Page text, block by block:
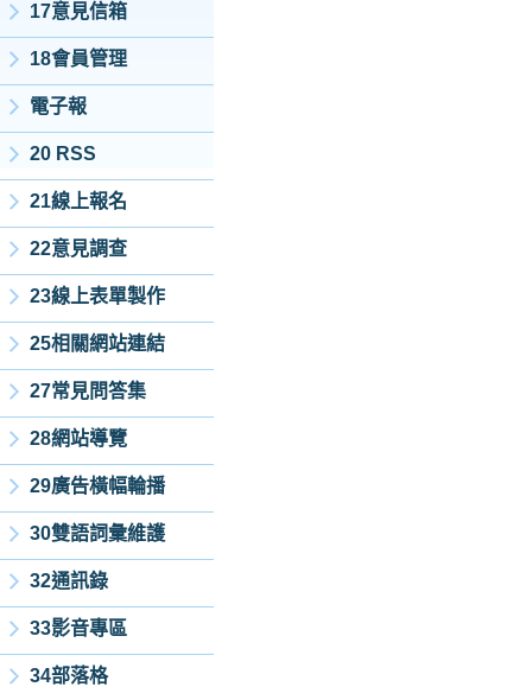
17意見信箱
18會員管理
電子報
20 RSS
21線上報名
22意見調查
23線上表單製作
25相關網站連結
27常見問答集
28網站導覽
29廣告橫幅輪播
30雙語詞彙維護
32通訊錄
33影音專區
34部落格